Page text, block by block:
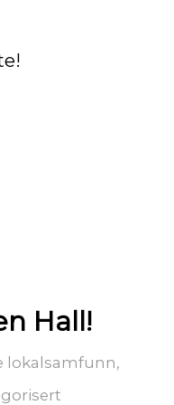
Hall!
lokalsamfunn,